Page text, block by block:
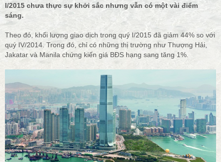
I/2015 chưa thực sự khởi sắc nhưng vẫn có một vài điểm
sáng.
Theo đó, khối lượng giao dịch trong quý I/2015 đã giảm 44% so với
quý IV/2014. Trong đó, chỉ có những thị trường như Thượng Hải,
Jakatar và Manila chứng kiến giá BĐS hạng sang tăng 1%.